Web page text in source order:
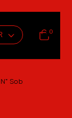
0
Sob